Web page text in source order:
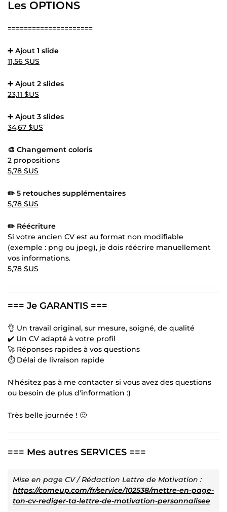
Les OPTIONS
=====================
➕ Ajout 1 slide
11,56 $US
➕ Ajout 2 slides
23,11 $US
➕ Ajout 3 slides
34,67 $US
🎨 Changement coloris
2 propositions
5,78 $US
✏️ 5 retouches supplémentaires
5,78 $US
✏️ Réécriture
Si votre ancien CV est au format non modifiable
(exemple : png ou jpeg), je dois réécrire manuellement
vos informations.
5,78 $US
=== Je GARANTIS ===
👌 Un travail original, sur mesure, soigné, de qualité
✔️ Un CV adapté à votre profil
🚀 Réponses rapides à vos questions
⏱️ Délai de livraison rapide
N'hésitez pas à me contacter si vous avez des questions
ou besoin de plus d'information :)
Très belle journée ! 🙂
=== Mes autres SERVICES ===
Mise en page CV / Rédaction Lettre de Motivation :
https://comeup.com/fr/service/102538/mettre-en-page-
ton-cv-rediger-ta-lettre-de-motivation-personnalisee